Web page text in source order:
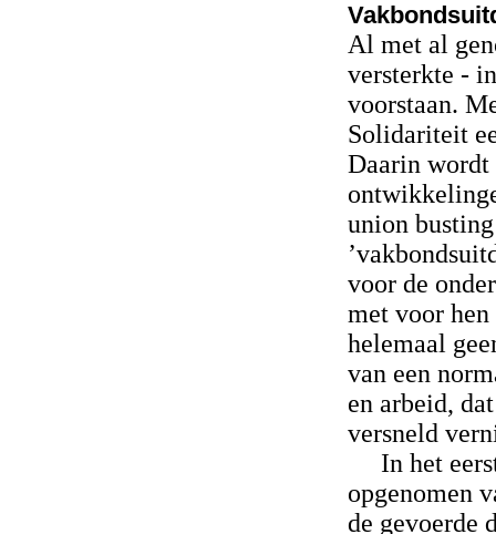
Al met al
versterkte -
voorstaan.
Solidariteit
Daarin wordt
union
voor de
met voor
helemaal
van een
en arbeid,
versneld
In het
opgenomen
de gevoerde